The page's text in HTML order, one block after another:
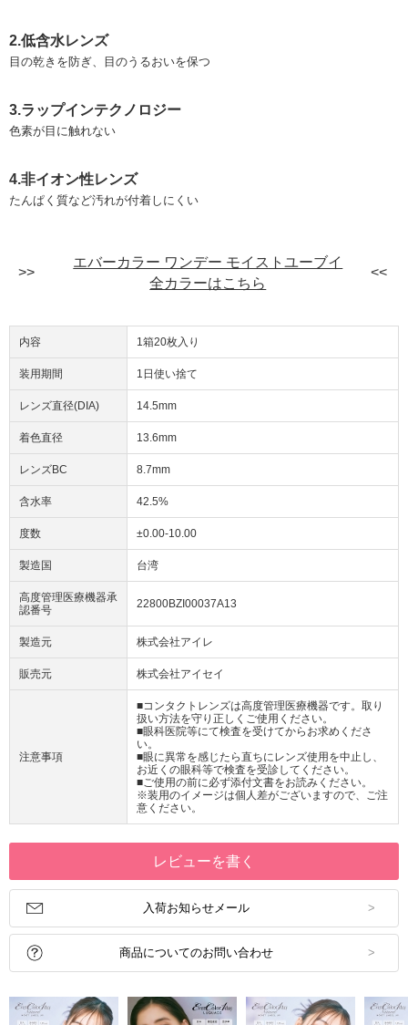
2.低含水レンズ
目の乾きを防ぎ、目のうるおいを保つ
3.ラップインテクノロジー
色素が目に触れない
4.非イオン性レンズ
たんぱく質など汚れが付着しにくい
エバーカラー ワンデー モイストユーブイ
全カラーはこちら
内容 1箱20枚入り
装用期間 1日使い捨て
レンズ直径(DIA) 14.5mm
着色直径 13.6mm
レンズBC 8.7mm
含水率 42.5%
度数 ±0.00-10.00
製造国 台湾
高度管理医療機器承
認番号
22800BZI00037A13
製造元 株式会社アイレ
販売元 株式会社アイセイ
注意事項
■コンタクトレンズは高度管理医療機器です。取り
扱い方法を守り正しくご使用ください。
■眼科医院等にて検査を受けてからお求めくださ
い。
■眼に異常を感じたら直ちにレンズ使用を中止し、
お近くの眼科等で検査を受診してください。
■ご使用の前に必ず添付文書をお読みください。
※装用のイメージは個人差がございますので、ご注
意ください。
レビューを書く
入荷お知らせメール
商品についてのお問い合わせ